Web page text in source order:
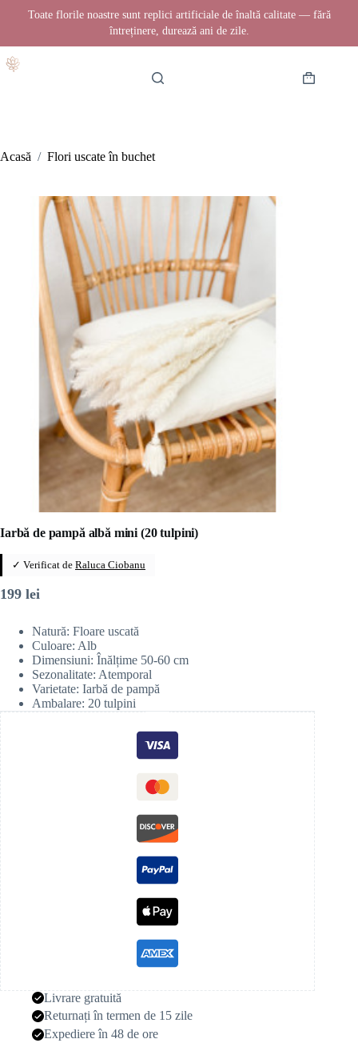
Toate florile noastre sunt replici artificiale de înaltă calitate — fără
întreținere, durează ani de zile.
la
Coș
Acasă / Flori uscate în buchet
Iarbă de pampă albă mini (20 tulpini)
✓ Verificat de Raluca Ciobanu
199 lei
Natură: Floare uscată
Culoare: Alb
Dimensiuni: Înălțime 50-60 cm
Sezonalitate: Atemporal
Varietate: Iarbă de pampă
Ambalare: 20 tulpini
Livrare gratuită
Returnați în termen de 15 zile
Expediere în 48 de ore